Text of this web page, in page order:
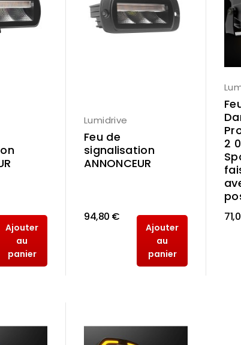
Ajouter
au
panier
Lumidrive
Feu de
signalisation
ANNONCEUR
94,80 €
Ajouter
au
panier
2